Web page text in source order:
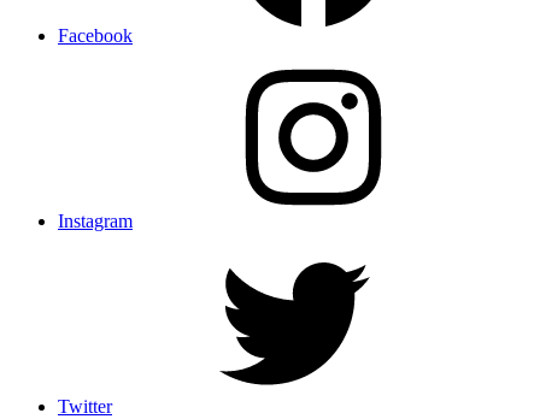
Facebook
Instagram
Twitter